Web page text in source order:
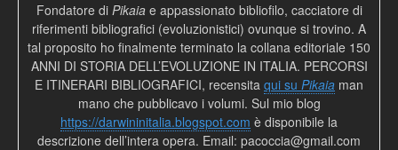
Fondatore di Pikaiae appassionato bibliofilo, cacciatore di
riferimenti bibliografici (evoluzionistici) ovunque si trovino. A
tal proposito ho finalmente terminato la collana editoriale 150
ANNI DI STORIA DELL’EVOLUZIONE IN ITALIA. PERCORSI
E ITINERARI BIBLIOGRAFICI, recensita qui su Pikaia man
mano che pubblicavo i volumi. Sul mio blog
https://darwininitalia.blogspot.com è disponibile la
descrizione dell’intera opera. Email: pacoccia@gmail.com